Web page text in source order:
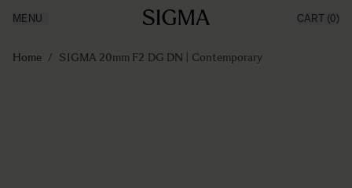
Producten
Inspiratie
MENU CART (0)
Home / SIGMA 20mm F2 DG DN | Contemporary